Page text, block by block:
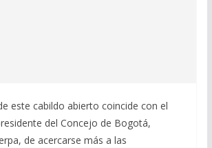
este cabildo abierto coincide con el
del Concejo de Bogotá,
de acercarse más a las